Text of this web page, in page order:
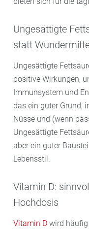
Ungesättigte
statt
Ungesättigte
positive Wirkungen,
Immunsystem und
das ein guter Grund,
Nüsse und (wenn
Ungesättigte
aber ein guter
Lebensstil.
Vitamin D:
Hochdosis
Vitamin D wird häufig